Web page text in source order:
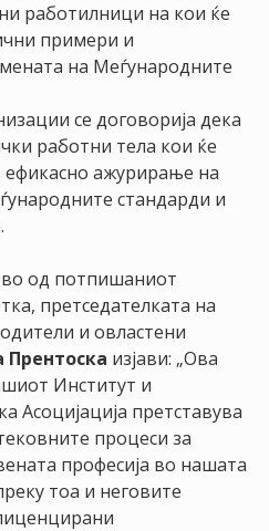
работилници на кои ќе
примери и
на Меѓународните
се договорија дека
работни тела кои ќе
ажурирање на
стандарди и
од потпишаниот
претседателката на
и овластени
Прентоска изјави: „Ова
Институт и
Асоцијација претставува
процеси за
професија во нашата
тоа и неговите